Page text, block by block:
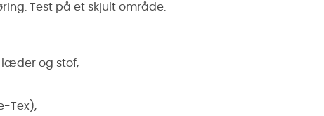
Test på et skjult område.
læder og stof,
Tex),